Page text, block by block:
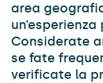
area
Considerate
se fate
verificate la